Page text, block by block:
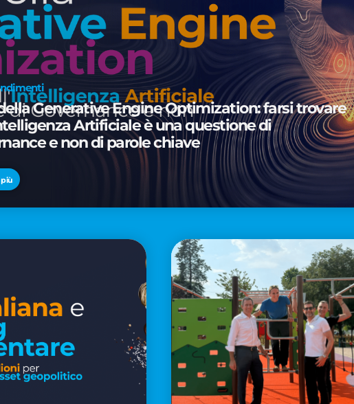
Generative Engine Optimization: farsi trovare
Artificiale è una questione di
e non di parole chiave
più